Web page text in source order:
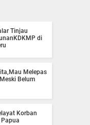
Tinjau
di
Melepas
Belum
Korban
Papua